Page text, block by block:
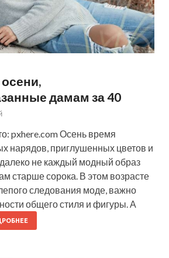
дамам за 40
pxhere.com Осень время
нарядов, приглушенных цветов и
не каждый модный образ
старше сорока. В этом возрасте
следования моде, важно
общего стиля и фигуры. А